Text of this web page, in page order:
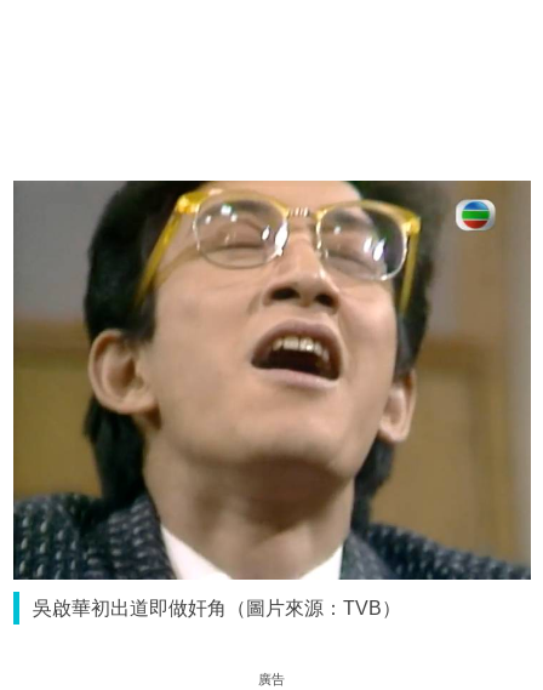
吳啟華初出道即做奸角（圖片來源：TVB）
廣告